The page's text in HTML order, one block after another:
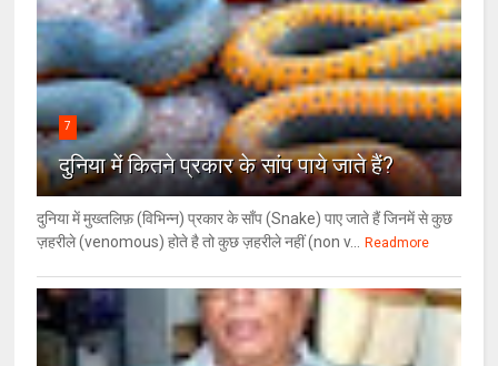
7
दुनिया में कितने प्रकार के सांप पाये जाते हैं?
दुनिया में मुख्तलिफ़ (विभिन्न) प्रकार के साँप (Snake) पाए जाते हैं जिनमें से कुछ
ज़हरीले (venomous) होते है तो कुछ ज़हरीले नहीं (non v...
Readmore